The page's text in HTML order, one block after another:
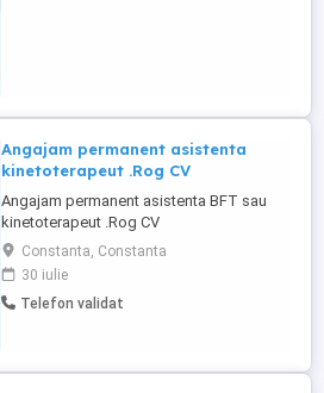
Angajam permanent asistenta
kinetoterapeut .Rog CV
Angajam permanent asistenta BFT sau
kinetoterapeut .Rog CV
Constanta, Constanta
30 iulie
Telefon validat